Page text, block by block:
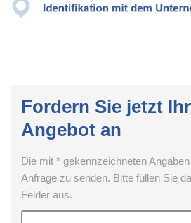
Fordern Sie jetzt
Angebot an
Die mit * gekennzeichneten
Anfrage zu senden. Bitte füllen Sie
Felder aus.